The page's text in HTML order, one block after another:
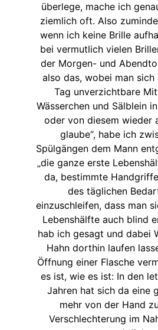
überlege, mache ich
ziemlich oft. Also
wenn ich keine Brille
bei vermutlich vielen
der Morgen- und
also das, wobei man
Tag unverzichtbare
Wässerchen und Sälblein
oder von diesem wieder
glaube“, habe ich
Spülgängen dem Mann
„die ganze erste
da, bestimmte
des täglichen
einzuschleifen, dass man
Lebenshälfte auch blind
hab ich gesagt und dabei
Hahn dorthin laufen
Öffnung einer Flasche
es ist, wie es ist: In den
Jahren hat sich da eine
mehr von der Hand
Verschlechterung im